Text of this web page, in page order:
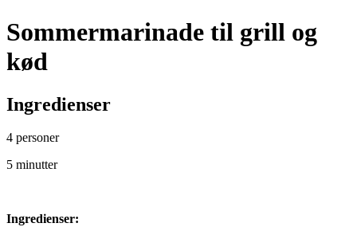
Sommermarinade til grill og
kød
Ingredienser
4 personer
5 minutter
Ingredienser: